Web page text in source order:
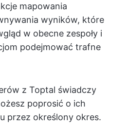
mapowania
wyników, które
w obecne zespoły i
podejmować trafne
z Toptal świadczy
poprosić o ich
przez określony okres.